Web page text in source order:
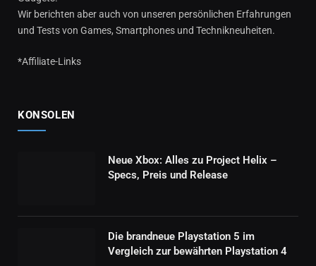
Wir berichten aber auch von unseren persönlichen Erfahrungen
und Tests von Games, Smartphones und Technikneuheiten.
*Affiliate-Links
KONSOLEN
Neue Xbox: Alles zu Project Helix –
Specs, Preis und Release
Die brandneue Playstation 5 im
Vergleich zur bewährten Playstation 4